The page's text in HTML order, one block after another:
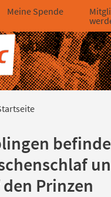
springenspringen
springen
springen
springen
Meine Spende
Prinzen